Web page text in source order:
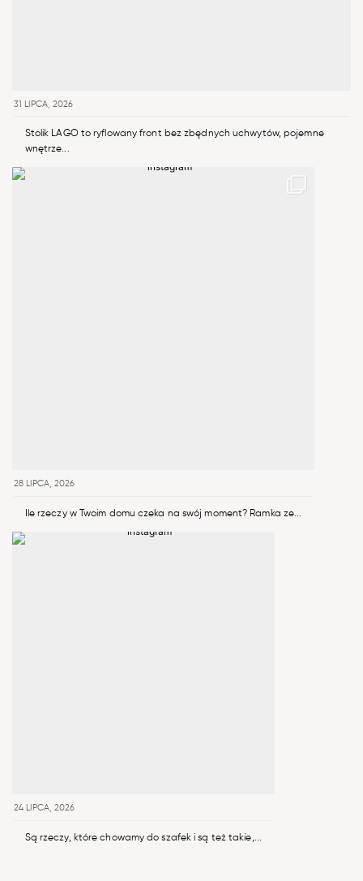
31 LIPCA, 2026
Stolik LAGO to ryflowany front bez zbędnych uchwytów, pojemne
wnętrze...
28 LIPCA, 2026
Ile rzeczy w Twoim domu czeka na swój moment? Ramka ze...
24 LIPCA, 2026
Są rzeczy, które chowamy do szafek i są też takie,...